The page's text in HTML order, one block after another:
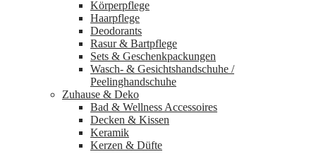
Körperpflege
Haarpflege
Deodorants
Rasur & Bartpflege
Sets & Geschenkpackungen
Wasch‑ & Gesichtshandschuhe /
Peelinghandschuhe
Zuhause & Deko
Bad & Wellness Accessoires
Decken & Kissen
Keramik
Kerzen & Düfte